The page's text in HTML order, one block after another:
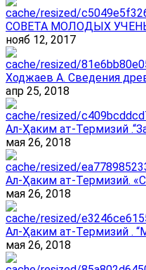
СОВЕТА МОЛОДЫХ
нояб 12, 2017
Ходжаев А. Сведения
апр 25, 2018
Ал-Ҳаким ат-Термизий
мая 26, 2018
Ал-Ҳаким ат-Термизий.
мая 26, 2018
Ал-Ҳаким ат-Термизий .
мая 26, 2018